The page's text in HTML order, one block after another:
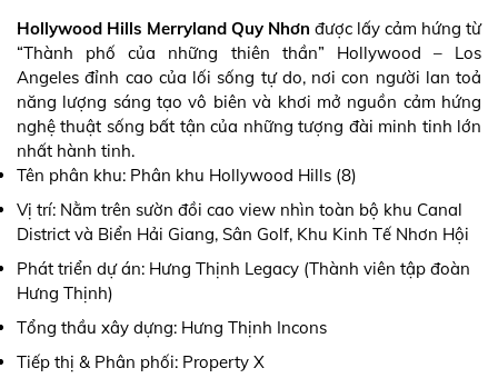
Hollywood Hills Merryland Quy Nhơn được lấy cảm hứng từ
“Thành phố của những thiên thần” Hollywood – Los
Angeles đỉnh cao của lối sống tự do, nơi con người lan toả
năng lượng sáng tạo vô biên và khơi mở nguồn cảm hứng
nghệ thuật sống bất tận của những tượng đài minh tinh lớn
nhất hành tinh.
Tên phân khu: Phân khu Hollywood Hills (8)
Vị trí: Nằm trên sườn đồi cao view nhìn toàn bộ khu Canal
District và Biển Hải Giang, Sân Golf, Khu Kinh Tế Nhơn Hội
Phát triển dự án: Hưng Thịnh Legacy (Thành viên tập đoàn
Hưng Thịnh)
Tổng thầu xây dựng: Hưng Thịnh Incons
Tiếp thị & Phân phối: Property X